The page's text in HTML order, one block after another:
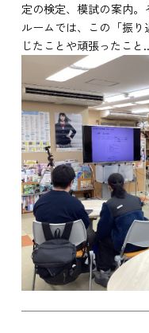
定の検定、模試の案内
ルームでは、この「振
じたことや頑張ったこと